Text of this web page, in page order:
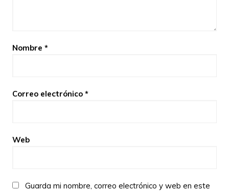
Nombre *
Correo electrónico *
Web
Guarda mi nombre, correo electrónico y web en este